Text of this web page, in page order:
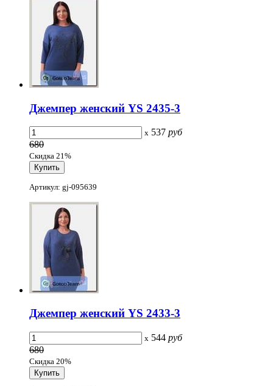
Джемпер женский YS 2435-3
x 537 руб
680
Скидка 21%
Артикул: gj-095639
Джемпер женский YS 2433-3
x 544 руб
680
Скидка 20%